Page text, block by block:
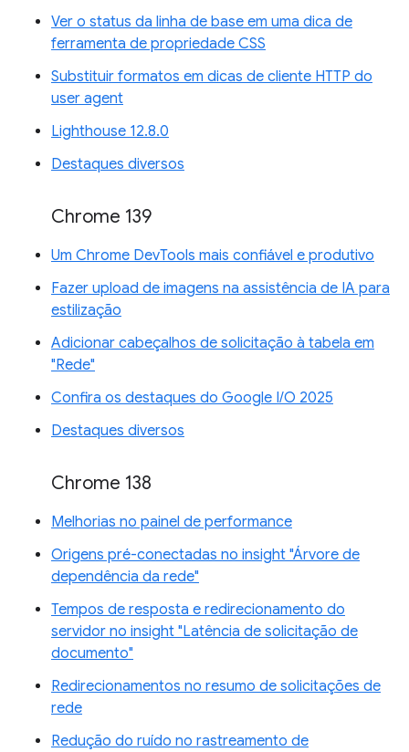
Ver o status da linha de base em uma dica de
ferramenta de propriedade CSS
Substituir formatos em dicas de cliente HTTP do
user agent
Lighthouse 12.8.0
Destaques diversos
Chrome 139
Um Chrome DevTools mais confiável e produtivo
Fazer upload de imagens na assistência de IA para
estilização
Adicionar cabeçalhos de solicitação à tabela em
"Rede"
Confira os destaques do Google I/O 2025
Destaques diversos
Chrome 138
Melhorias no painel de performance
Origens pré-conectadas no insight "Árvore de
dependência da rede"
Tempos de resposta e redirecionamento do
servidor no insight "Latência de solicitação de
documento"
Redirecionamentos no resumo de solicitações de
rede
Redução do ruído no rastreamento de